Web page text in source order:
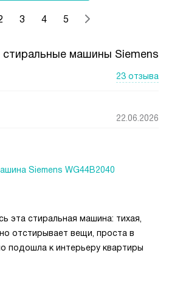
3 4 5
машины Siemens
23 отзыва
22.06.2026
Siemens WG44B2040
эта стиральная машина: тихая,
отстирывает вещи, проста в
подошла к интерьеру квартиры